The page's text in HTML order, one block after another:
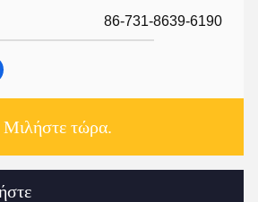
86-731-8639-6190
Μιλήστε τώρα.